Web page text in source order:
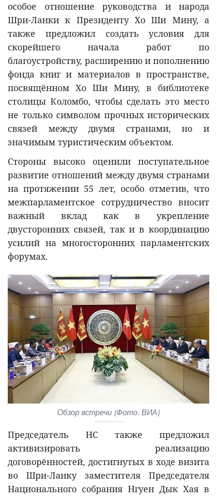
особое отношение руководства и народа
Шри-Ланки к Президенту Хо Ши Мину, а
также предложил создать условия для
скорейшего начала работ по
благоустройству, расширению и пополнению
фонда книг и материалов в пространстве,
посвящённом Хо Ши Мину, в библиотеке
столицы Коломбо, чтобы сделать это место
не только символом прочных исторических
связей между двумя странами, но и
значимым туристическим объектом.
Стороны высоко оценили поступательное
развитие отношений между двумя странами
на протяжении 55 лет, особо отметив, что
межпарламентское сотрудничество вносит
важный вклад как в укрепление
двусторонних связей, так и в координацию
усилий на многосторонних парламентских
форумах.
Обзор встречи (Фото: ВИА)
Председатель НС также предложил
активизировать реализацию
договорённостей, достигнутых в ходе визита
во Шри-Ланку заместителя Председателя
Национального собрания Нгуен Дык Хая в